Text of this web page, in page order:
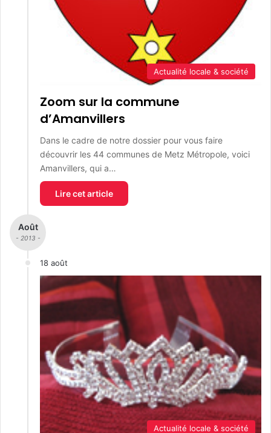
Actualité locale & société
Zoom sur la commune
d’Amanvillers
Dans le cadre de notre dossier pour vous faire
découvrir les 44 communes de Metz Métropole, voici
Amanvillers, qui a…
Lire cet article
Août
- 2013 -
18 août
Actualité locale & société